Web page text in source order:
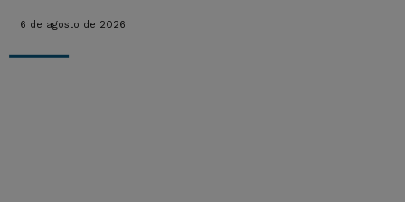
6 de agosto de 2026